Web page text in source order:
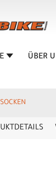
ÜBER
SOCKEN